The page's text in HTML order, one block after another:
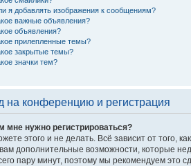
я добавлять изображения к сообщениям?
важные объявления?
объявления?
прилепленные темы?
закрытые темы?
значки тем?
на конференцию и регистрация
мне нужно регистрироваться?
этого и не делать. Всё зависит от того,
дополнительные возможности, которые
пару минут, поэтому мы рекомендуем это